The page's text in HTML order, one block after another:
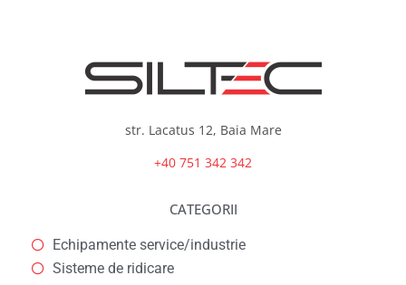
str. Lacatus 12, Baia Mare
+40 751 342 342
CATEGORII
Echipamente service/industrie
Sisteme de ridicare